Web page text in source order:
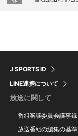
J SPORTS ID
LINE連携について
放送に関して
番組審議委員会議事録
放送番組の編集の基準